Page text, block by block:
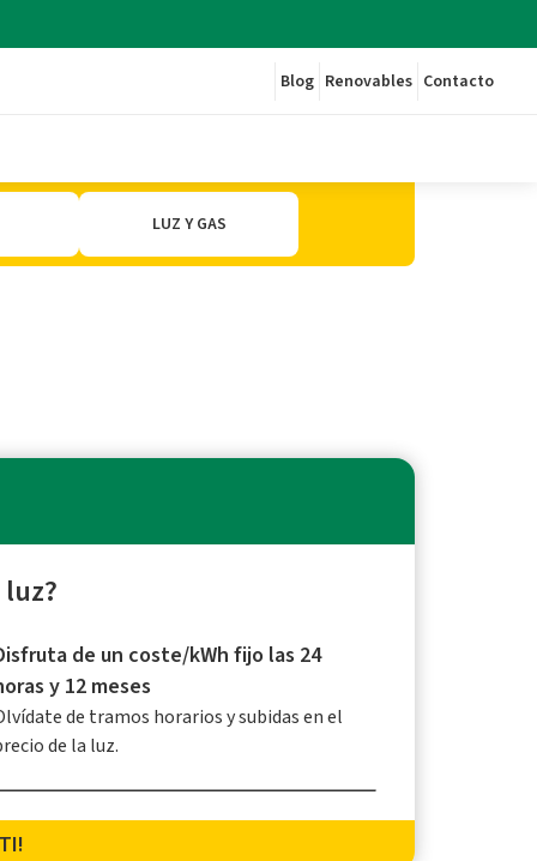
Blog Renovables Contacto
LUZ Y GAS
de un coste/kWh fijo las 24
y 12 meses
de tramos horarios y subidas en el
de la luz.